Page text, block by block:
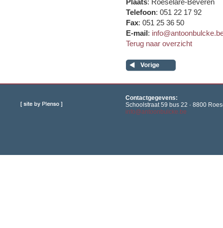
Plaats: Roeselare-Beveren
Telefoon: 051 22 17 92
Fax: 051 25 36 50
E-mail :
Terug naar overzicht
Contactgegevens:
Schoolstraat 59 bus 22 · 8800
info@antoonbulcke.be